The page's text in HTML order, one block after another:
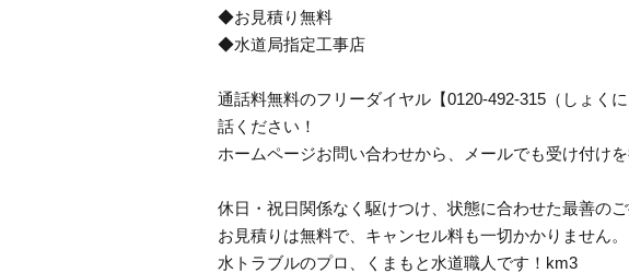
◆お見積り無料
◆水道局指定工事店
通話料無料のフリーダイヤル【0120-492-315（しょく
話ください！
ホームページお問い合わせから、メールでも受け付けを
休日・祝日関係なく駆けつけ、状態に合わせた最善のご
お見積りは無料で、キャンセル料も一切かかりません。
水トラブルのプロ、くまもと水道職人です！km3